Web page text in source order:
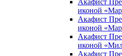
Акафист
иконой
Акафист
иконой
Акафист
иконой
Акафист